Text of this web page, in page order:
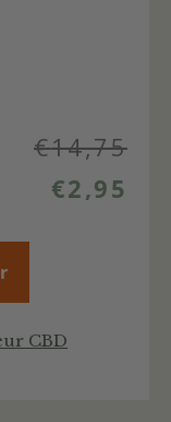
€14,75
€2,95
CBD